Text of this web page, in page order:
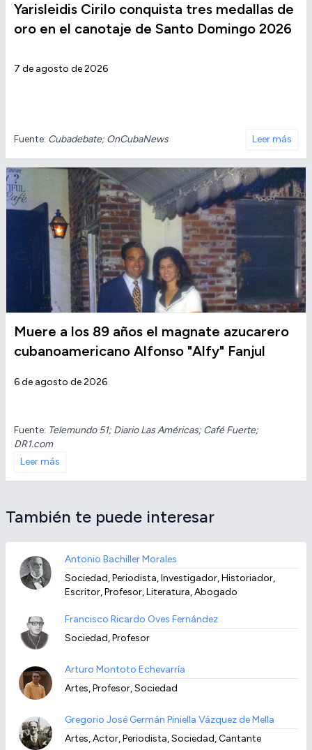
Yarisleidis Cirilo conquista tres medallas de
oro en el canotaje de Santo Domingo 2026
7 de agosto de 2026
Fuente: Cubadebate; OnCubaNews Leer más
Muere a los 89 años el magnate azucarero
cubanoamericano Alfonso "Alfy" Fanjul
6 de agosto de 2026
Fuente: Telemundo 51; Diario Las Américas; Café Fuerte;
DR1.com
Leer más
También te puede interesar
Antonio Bachiller Morales
Sociedad, Periodista, Investigador, Historiador,
Escritor, Profesor, Literatura, Abogado
Francisco Ricardo Oves Fernández
Sociedad, Profesor
Arturo Montoto Echevarría
Artes, Profesor, Sociedad
Gregorio José Germán Piniella Vázquez de Mella
Artes, Actor, Periodista, Sociedad, Cantante